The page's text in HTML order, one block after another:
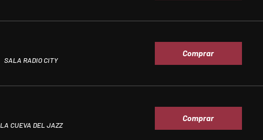
SALA RADIO CITY
Comprar
LA CUEVA DEL JAZZ
Comprar